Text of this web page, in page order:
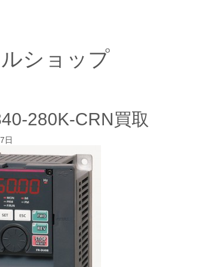
ショップ
280K-CRN買取
日